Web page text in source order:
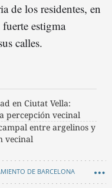
de los residentes, en
estigma
calles.
en Ciutat Vella:
percepción vecinal
entre argelinos y
vecinal
DE BARCELONA